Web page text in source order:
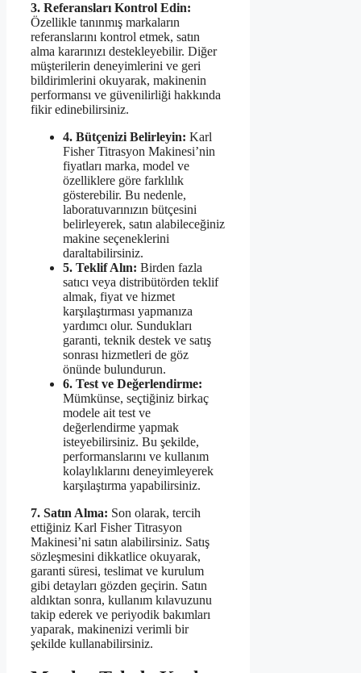
3. Referansları Kontrol Edin:
Özellikle tanınmış markaların
referanslarını kontrol etmek, satın
alma kararınızı destekleyebilir. Diğer
müşterilerin deneyimlerini ve geri
bildirimlerini okuyarak, makinenin
performansı ve güvenilirliği hakkında
fikir edinebilirsiniz.
4. Bütçenizi Belirleyin: Karl
Fisher Titrasyon Makinesi’nin
fiyatları marka, model ve
özelliklere göre farklılık
gösterebilir. Bu nedenle,
laboratuvarınızın bütçesini
belirleyerek, satın alabileceğiniz
makine seçeneklerini
daraltabilirsiniz.
5. Teklif Alın: Birden fazla
satıcı veya distribütörden teklif
almak, fiyat ve hizmet
karşılaştırması yapmanıza
yardımcı olur. Sundukları
garanti, teknik destek ve satış
sonrası hizmetleri de göz
önünde bulundurun.
6. Test ve Değerlendirme:
Mümkünse, seçtiğiniz birkaç
modele ait test ve
değerlendirme yapmak
isteyebilirsiniz. Bu şekilde,
performanslarını ve kullanım
kolaylıklarını deneyimleyerek
karşılaştırma yapabilirsiniz.
7. Satın Alma: Son olarak, tercih
ettiğiniz Karl Fisher Titrasyon
Makinesi’ni satın alabilirsiniz. Satış
sözleşmesini dikkatlice okuyarak,
garanti süresi, teslimat ve kurulum
gibi detayları gözden geçirin. Satın
aldıktan sonra, kullanım kılavuzunu
takip ederek ve periyodik bakımları
yaparak, makinenizi verimli bir
şekilde kullanabilirsiniz.